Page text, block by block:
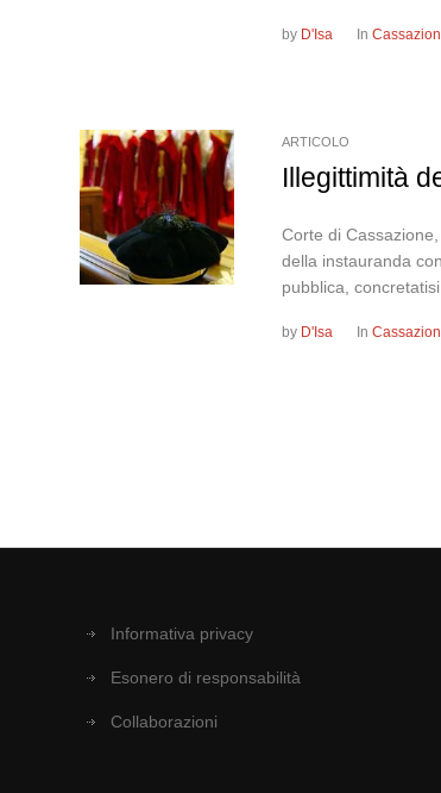
by D'Isa In
ARTICOLO
Illegittimità
Corte di
della instauranda
pubblica,
by D'Isa In
Informativa privacy
Esonero di responsabilità
Collaborazioni